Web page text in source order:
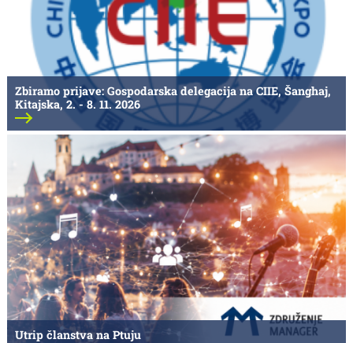
Zbiramo prijave: Gospodarska delegacija na CIIE, Šanghaj,
Kitajska, 2. - 8. 11. 2026
Utrip članstva na Ptuju